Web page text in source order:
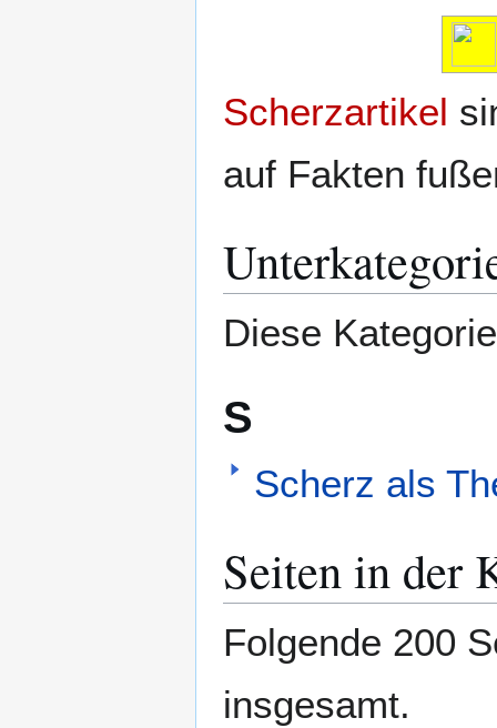
Scherzartikel
auf Fakten
Diese
S
Scherz als
Seiten in der
Folgende 200
insgesamt.